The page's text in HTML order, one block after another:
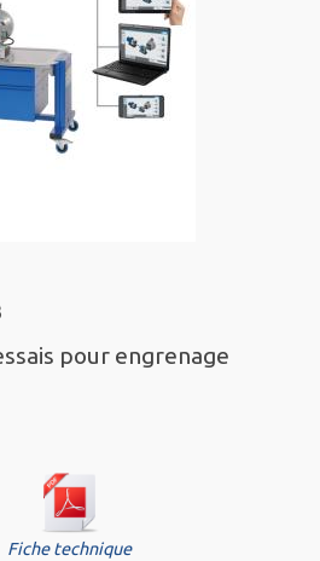
pour engrenage
Fiche technique